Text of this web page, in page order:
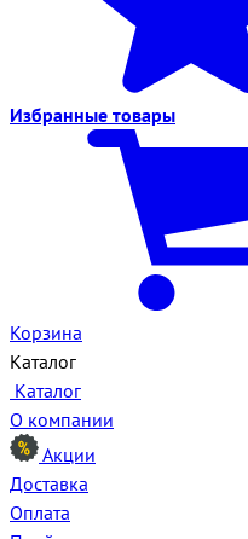
Избранные товары
Корзина
Каталог
Каталог
О компании
Акции
Доставка
Оплата